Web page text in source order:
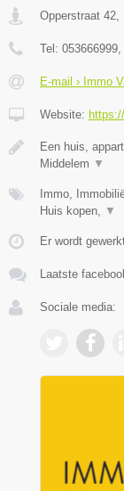
Opperstraat 42
Tel: 053666999
E-mail › Immo
Website:
Een huis,
Middelem ▼
Immo,
Huis kopen,
▼
Er wordt
Laatste
Sociale media: